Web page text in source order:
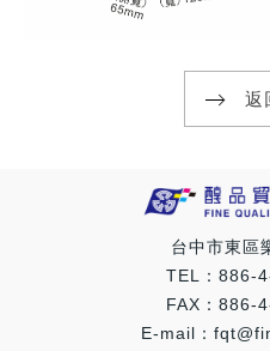
返
台中市東區
TEL：886-
FAX：886-
E-mail：